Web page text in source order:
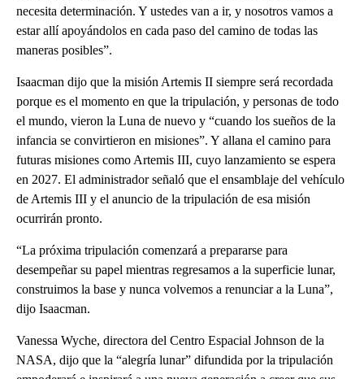
necesita determinación. Y ustedes van a ir, y nosotros vamos a
estar allí apoyándolos en cada paso del camino de todas las
maneras posibles”.
Isaacman dijo que la misión Artemis II siempre será recordada
porque es el momento en que la tripulación, y personas de todo
el mundo, vieron la Luna de nuevo y “cuando los sueños de la
infancia se convirtieron en misiones”. Y allana el camino para
futuras misiones como Artemis III, cuyo lanzamiento se espera
en 2027. El administrador señaló que el ensamblaje del vehículo
de Artemis III y el anuncio de la tripulación de esa misión
ocurrirán pronto.
“La próxima tripulación comenzará a prepararse para
desempeñar su papel mientras regresamos a la superficie lunar,
construimos la base y nunca volvemos a renunciar a la Luna”,
dijo Isaacman.
Vanessa Wyche, directora del Centro Espacial Johnson de la
NASA, dijo que la “alegría lunar” difundida por la tripulación